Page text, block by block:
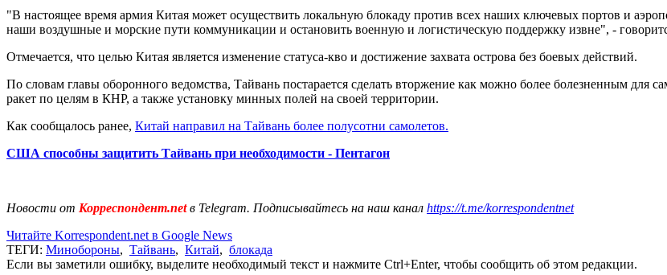
"В настоящее время армия Китая может осуществить локальную блокаду против всех наших ключевых портов и
наши воздушные и морские пути коммуникации и остановить военную и логистическую поддержку извне", -
Отмечается, что целью Китая является изменение статуса-кво и достижение захвата острова без боевых действий.
По словам главы оборонного ведомства, Тайвань постарается сделать вторжение как можно более болезненным для
ракет по целям в КНР, а также установку минных полей на своей территории.
Как сообщалось ранее, Китай направил на Тайвань более полусотни самолетов.
США способны защитить Тайвань при необходимости - Пентагон
Новости от Корреспондент.netв Telegram. Подписывайтесь на наш канал https://t.me/korrespondentnet
Читайте Korrespondent.net в Google News
ТЕГИ: Минобороны, Тайвань, Китай, блокада
Если вы заметили ошибку, выделите необходимый текст и нажмите Ctrl+Enter, чтобы сообщить об этом редакции.